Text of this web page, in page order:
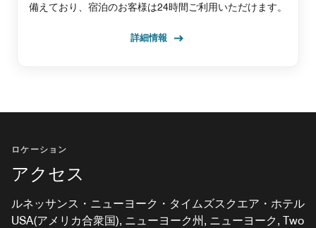
備えており、宿泊のお客様は24時間ご利用いただけます。
詳細情報
ロケーション
アクセス
ルネッサンス・ニューヨーク・タイムズスクエア・ホテル
USA(アメリカ合衆国), ニューヨーク州, ニューヨーク, Two